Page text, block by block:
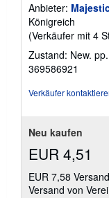
Anbieter:
Königreich
(Verkäufer mit 4
Zustand: New.
369586921
Verkäufer
Neu kaufen
EUR 4,51
EUR 7,58 Versand
Versand von